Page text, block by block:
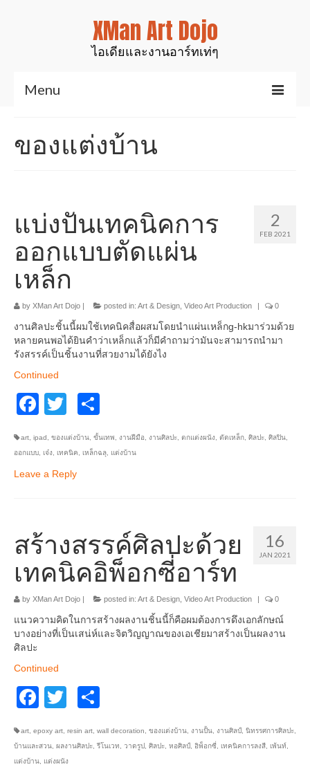
XMan Art Dojo
ไอเดียและงานอาร์ทเท่ๆ
Menu
Art & Design
สินค้าของเรา
งานเรซิ่นเคลือบไม้
อื่นๆ
ของแต่งบ้าน
2
FEB 2021
แบ่งปันเทคนิคการ
ออกแบบตัดแผ่น
เหล็ก
by XMan Art Dojo | posted in: Art & Design Video Art Production | 0
งานศิลปะชิ้นนี้ผมใช้เทคนิคสื่อผสมโดยนำแผ่นเหล็กg-hkมาร่วมด้วย
หลายคนพอได้ยินคำว่าเหล็กแล้วก็มีคำถามว่ามันจะสามารถนำมา
รังสรรค์เป็นชิ้นงานที่สวยงามได้ยังไง
Continued
Facebook
Twitter
art ipad ของแต่งบ้าน ขั้นเทพ งานฝีมือ งานศิลปะ ตกแต่งผนัง ตัดเหล็ก ศิลปะ ศิลปิน
ออกแบบ เจ๋ง เทคนิค เหล็กฉลุ แต่งบ้าน
Leave a Reply
16
JAN 2021
สร้างสรรค์ศิลปะด้วย
เทคนิคอิพ็อกซี่อาร์ท
by XMan Art Dojo | posted in: Art & Design Video Art Production | 0
แนวความคิดในการสร้างผลงานชิ้นนี้ก็คือผมต้องการดึงเอกลักษณ์
บางอย่างที่เป็นเสน่ห์และจิตวิญญาณของเอเชียมาสร้างเป็นผลงาน
ศิลปะ
Continued
Facebook
Twitter
art epoxy art resin art wall decoration ของแต่งบ้าน งานปั้น งานศิลป์ นิทรรศการศิลปะ
บ้านและสวน ผลงานศิลปะ รีโนเวท วาดรูป ศิลปะ หอศิลป์ อิพ็อกซี่ เทคนิคการลงสี เพ้นท์
แต่งบ้าน
แต่งผนัง